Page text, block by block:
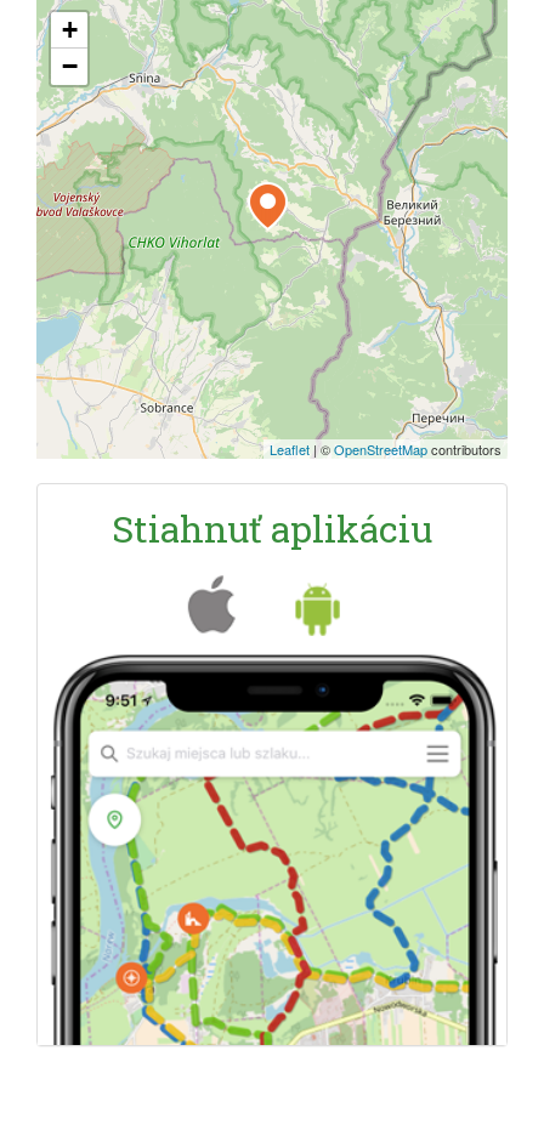
+
−
Leaflet |©OpenStreetMapcontributors
Stiahnuť aplikáciu